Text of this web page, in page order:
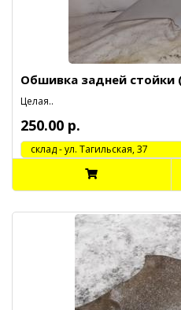
Обшивка задней стойки
Целая..
250.00 р.
cклад - ул. Тагильская, 37